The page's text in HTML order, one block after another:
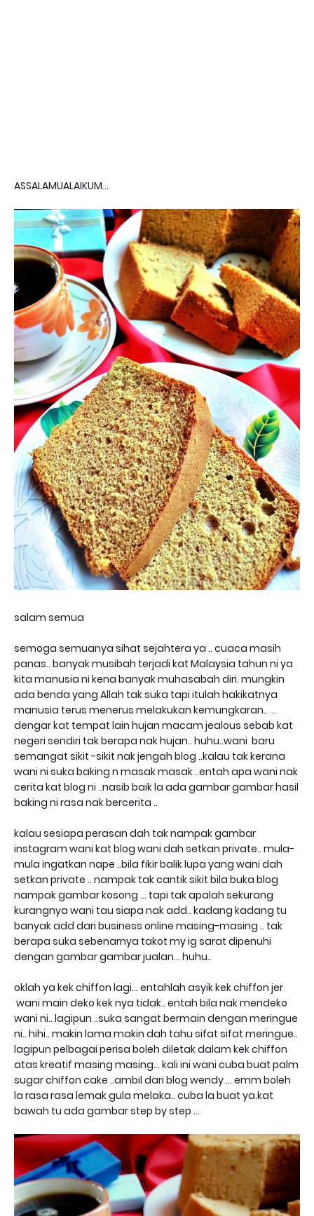
ASSALAMUALAIKUM...
salam semua
semoga semuanya sihat sejahtera ya .. cuaca masih
panas.. banyak musibah terjadi kat Malaysia tahun ni ya
kita manusia ni kena banyak muhasabah diri. mungkin
ada benda yang Allah tak suka tapi itulah hakikatnya
manusia terus menerus melakukan kemungkaran.. ..
dengar kat tempat lain hujan macam jealous sebab kat
negeri sendiri tak berapa nak hujan.. huhu..wani baru
semangat sikit -sikit nak jengah blog ..kalau tak kerana
wani ni suka baking n masak masak ..entah apa wani nak
cerita kat blog ni ..nasib baik la ada gambar gambar hasil
baking ni rasa nak bercerita ..
kalau sesiapa perasan dah tak nampak gambar
instagram wani kat blog wani dah setkan private.. mula-
mula ingatkan nape ..bila fikir balik lupa yang wani dah
setkan private .. nampak tak cantik sikit bila buka blog
nampak gambar kosong ... tapi tak apalah sekurang
kurangnya wani tau siapa nak add.. kadang kadang tu
banyak add dari business online masing-masing .. tak
berapa suka sebenarnya takot my ig sarat dipenuhi
dengan gambar gambar jualan... huhu..
oklah ya kek chiffon lagi... entahlah asyik kek chiffon jer
wani main deko kek nya tidak.. entah bila nak mendeko
wani ni.. lagipun ..suka sangat bermain dengan meringue
ni.. hihi.. makin lama makin dah tahu sifat sifat meringue..
lagipun pelbagai perisa boleh diletak dalam kek chiffon
atas kreatif masing masing... kali ini wani cuba buat palm
sugar chiffon cake ..ambil dari blog wendy ... emm boleh
la rasa rasa lemak gula melaka.. cuba la buat ya.kat
bawah tu ada gambar step by step ...